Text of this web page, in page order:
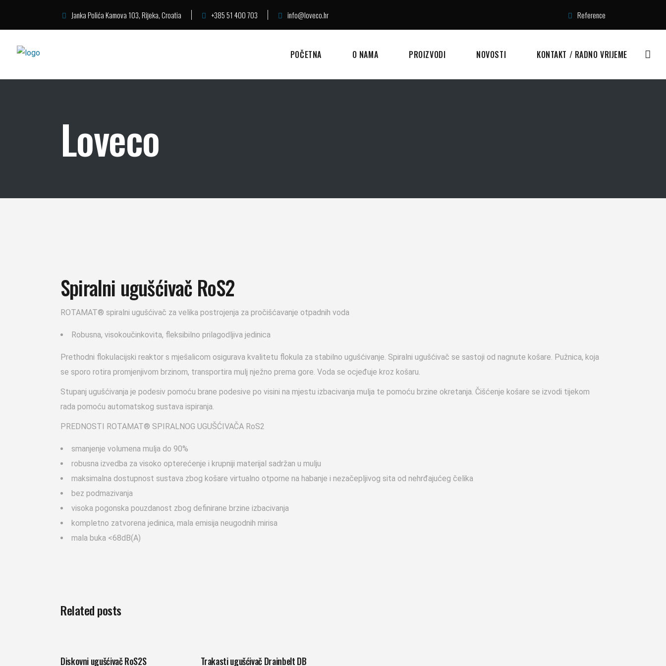
Janka Polića Kamova 103, Rijeka, Croatia +385 51 400 703 info@loveco.hr Reference
POČETNA O NAMA PROIZVODI NOVOSTI KONTAKT / RADNO VRIJEME
Loveco
Spiralni ugušćivač RoS2
ROTAMAT® spiralni ugušćivač za velika postrojenja za pročišćavanje otpadnih voda
Robusna, visokoučinkovita, fleksibilno prilagodljiva jedinica
Prethodni flokulacijski reaktor s mješalicom osigurava kvalitetu flokula za stabilno ugušćivanje. Spiralni ugušćivač se sastoji od nagnute košare. Pužnica, koja
se sporo rotira promjenjivom brzinom, transportira mulj nježno prema gore. Voda se ocjeđuje kroz košaru.
Stupanj ugušćivanja je podesiv pomoću brane podesive po visini na mjestu izbacivanja mulja te pomoću brzine okretanja. Čišćenje košare se izvodi tijekom
rada pomoću automatskog sustava ispiranja.
PREDNOSTI ROTAMAT® SPIRALNOG UGUŠĆIVAČA RoS2
smanjenje volumena mulja do 90%
robusna izvedba za visoko opterećenje i krupniji materijal sadržan u mulju
maksimalna dostupnost sustava zbog košare virtualno otporne na habanje i nezačepljivog sita od nehrđajućeg čelika
bez podmazivanja
visoka pogonska pouzdanost zbog definirane brzine izbacivanja
kompletno zatvorena jedinica, mala emisija neugodnih mirisa
mala buka <68dB(A)
Related posts
Diskovni ugušćivač RoS2S Trakasti ugušćivač Drainbelt DB